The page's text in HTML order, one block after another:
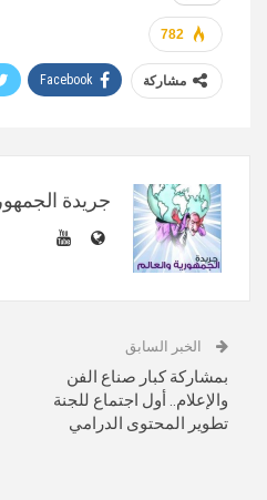
782
مشاركة Facebook
جريدة
الخبر السابق
بمشاركة كبار صناع الفن
والإعلام.. أول اجتماع للجنة
تطوير المحتوى الدرامي